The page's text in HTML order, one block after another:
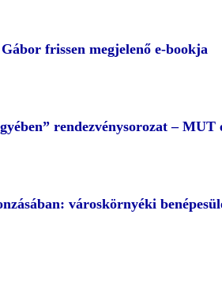
frissen megjelenő e-bookja
rendezvénysorozat – MUT
városkörnyéki